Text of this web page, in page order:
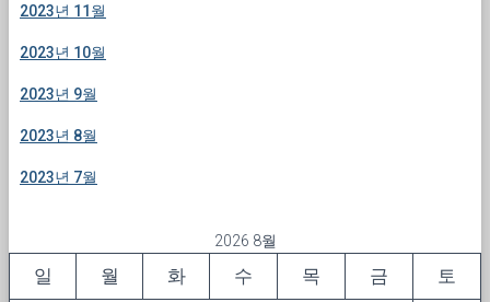
2023년 11월
2023년 10월
2023년 9월
2023년 8월
2023년 7월
2026 8월
일 월 화 수 목 금 토